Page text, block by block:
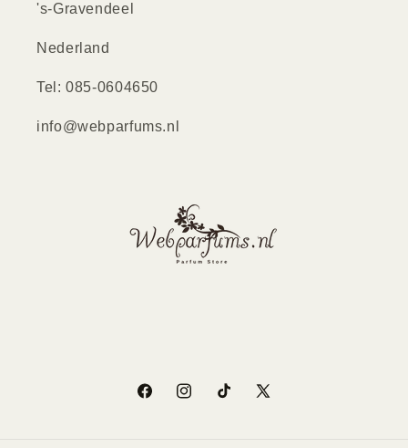
's-Gravendeel
Nederland
Tel: 085-0604650
info@webparfums.nl
FacebookInstagramTikTok X